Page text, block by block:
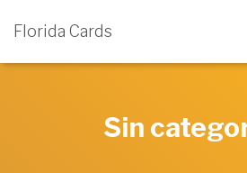
Florida Cards
Sin